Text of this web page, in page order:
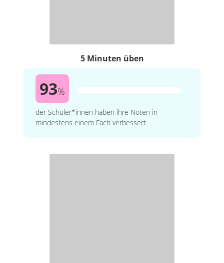
5 Minuten üben
93%
der Schüler*innen haben ihre Noten in
mindestens einem Fach verbessert.